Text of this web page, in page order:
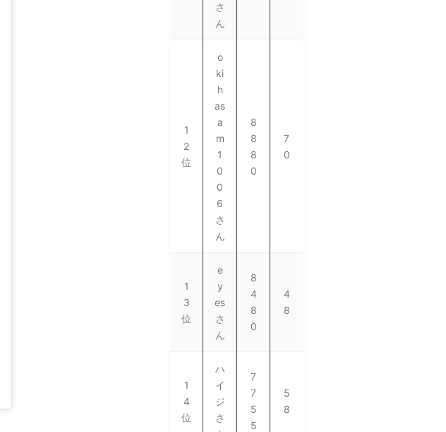
さ
ん
1
2
位
o
ki
h
as
a
m
1
0
0
6
さ
ん
8
8
8
0
7
0
1
3
位
e
y
es
さ
ん
8
4
8
0
4
8
1
4
位
ハ
イ
ジ
さ
7
7
5
5
5
8